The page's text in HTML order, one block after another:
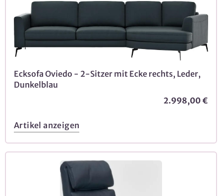
Ecksofa Oviedo - 2-Sitzer mit Ecke rechts, Leder,
Dunkelblau
2.998,00 €
Artikel anzeigen